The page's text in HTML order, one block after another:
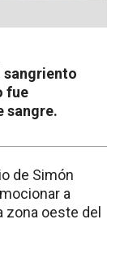
sangriento
fue
sangre.
de Simón
a
zona oeste del